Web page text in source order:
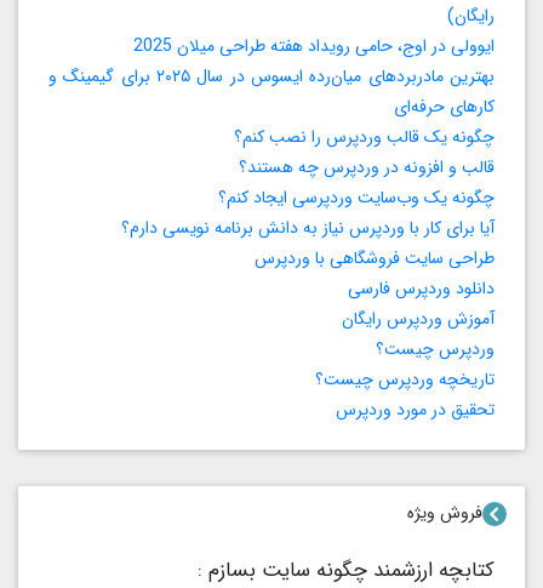
رایگان)
ایوولی در اوج، حامی رویداد هفته طراحی میلان 2025
بهترین مادربردهای میان‌رده ایسوس در سال ۲۰۲۵ برای گیمینگ و
کارهای حرفه‌ای
چگونه یک قالب وردپرس را نصب کنم؟
قالب و افزونه در وردپرس چه هستند؟
چگونه یک وب‌سایت وردپرسی ایجاد کنم؟
آیا برای کار با وردپرس نیاز به دانش برنامه‌ نویسی دارم؟
طراحی سایت فروشگاهی با وردپرس
دانلود وردپرس فارسی
آموزش وردپرس رایگان
وردپرس چیست؟
تاریخچه وردپرس چیست؟
تحقیق در مورد وردپرس
فروش ویژه
کتابچه ارزشمند چگونه سایت بسازم :